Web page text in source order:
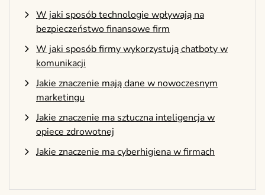
W jaki sposób technologie wpływają na
bezpieczeństwo finansowe firm
W jaki sposób firmy wykorzystują chatboty w
komunikacji
Jakie znaczenie mają dane w nowoczesnym
marketingu
Jakie znaczenie ma sztuczna inteligencja w
opiece zdrowotnej
Jakie znaczenie ma cyberhigiena w firmach